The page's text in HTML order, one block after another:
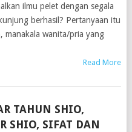
ilmu pelet dengan segala
berhasil? Pertanyaan itu
manakala wanita/pria yang
Read More
TAHUN SHIO,
SHIO, SIFAT DAN